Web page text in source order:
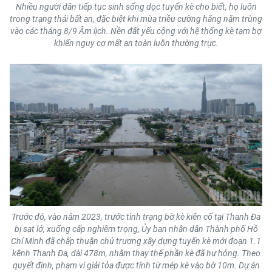
ENGLISH
中文
FRANÇAIS
РУССКИЙ
ESPAÑOL
한국어
Nhiều người dân tiếp tục sinh sống dọc tuyến kè cho biết, họ luôn
trong trạng thái bất an, đặc biệt khi mùa triều cường hằng năm trùng
vào các tháng 8/9 Âm lịch. Nền đất yếu cộng với hệ thống kè tạm bợ
khiến nguy cơ mất an toàn luôn thường trực.
Trước đó, vào năm 2023, trước tình trạng bờ kè kiên cố tại Thanh Đa
bị sạt lở, xuống cấp nghiêm trọng, Ủy ban nhân dân Thành phố Hồ
Chí Minh đã chấp thuận chủ trương xây dựng tuyến kè mới đoạn 1.1
kênh Thanh Đa, dài 478m, nhằm thay thế phần kè đã hư hỏng. Theo
quyết định, phạm vi giải tỏa được tính từ mép kè vào bờ 10m. Dự án